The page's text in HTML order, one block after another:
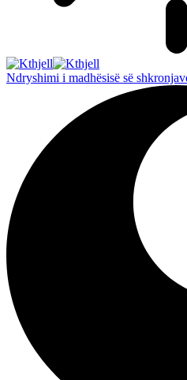
Ndryshimi i madhësisë së